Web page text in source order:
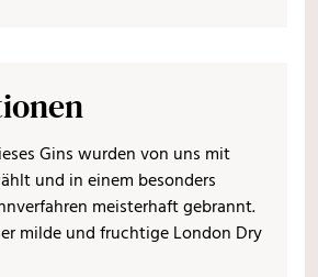
Gins wurden von uns mit
und in einem besonders
meisterhaft gebrannt.
milde und fruchtige London Dry